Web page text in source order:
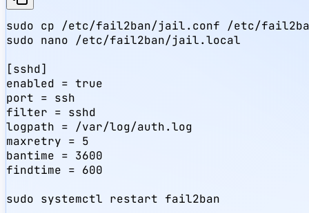
sudo cp /etc/fail2ban/jail.conf /etc/
sudo nano /etc/fail2ban/jail.local
[sshd]
enabled = true
port = ssh
filter = sshd
logpath = /var/log/auth.log
maxretry = 5
bantime = 3600
findtime = 600
sudo systemctl restart fail2ban